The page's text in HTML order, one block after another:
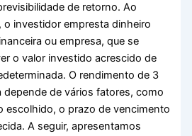
de retorno. Ao
o investidor empresta dinheiro
ou empresa, que se
o valor investido acrescido de
O rendimento de 3
depende de vários fatores, como
escolhido, o prazo de vencimento
A seguir, apresentamos